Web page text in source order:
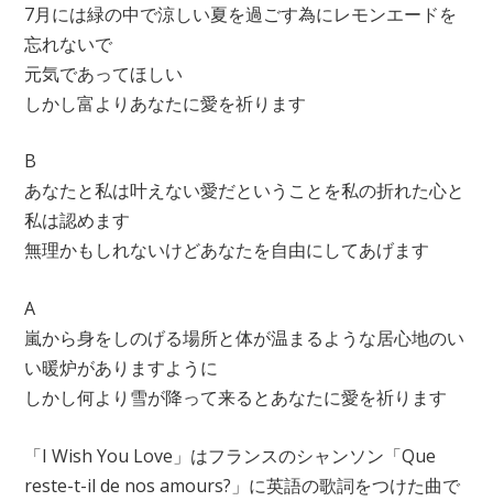
7月には緑の中で涼しい夏を過ごす為にレモンエードを
忘れないで
元気であってほしい
しかし富よりあなたに愛を祈ります
B
あなたと私は叶えない愛だということを私の折れた心と
私は認めます
無理かもしれないけどあなたを自由にしてあげます
A
嵐から身をしのげる場所と体が温まるような居心地のい
い暖炉がありますように
しかし何より雪が降って来るとあなたに愛を祈ります
「I Wish You Love」はフランスのシャンソン「Que
reste-t-il de nos amours?」に英語の歌詞をつけた曲で